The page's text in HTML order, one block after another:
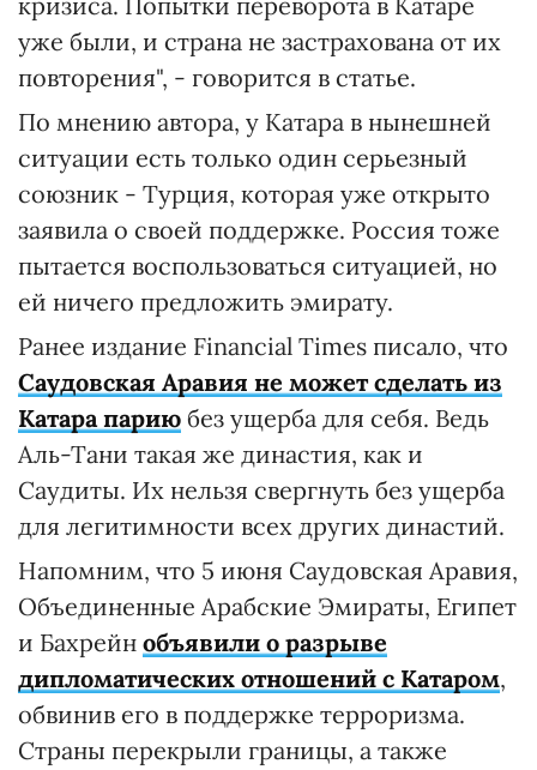
уже были, и страна не застрахована от их
повторения", - говорится в статье.
По мнению автора, у Катара в нынешней
ситуации есть только один серьезный
союзник - Турция, которая уже открыто
заявила о своей поддержке. Россия тоже
пытается воспользоваться ситуацией, но
ей ничего предложить эмирату.
Ранее издание Financial Times писало, что
Саудовская Аравия не может сделать из
Катара парию без ущерба для себя. Ведь
Аль-Тани такая же династия, как и
Саудиты. Их нельзя свергнуть без ущерба
для легитимности всех других династий.
Напомним, что 5 июня Саудовская Аравия,
Объединенные Арабские Эмираты, Египет
и Бахрейн объявили о разрыве
дипломатических отношений с Катаром,
обвинив его в поддержке терроризма.
Страны перекрыли границы, а также